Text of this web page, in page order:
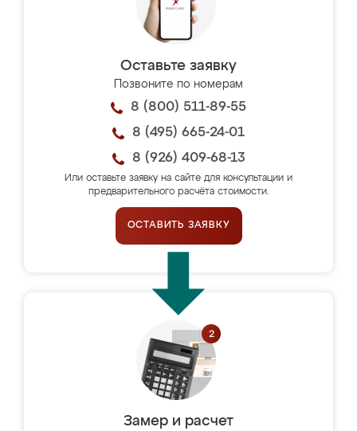
Оставьте заявку
Позвоните по номерам
8 (800) 511-89-55
8 (495) 665-24-01
8 (926) 409-68-13
Или оставьте заявку на сайте для консультации и
предварительного расчёта стоимости.
ОСТАВИТЬ ЗАЯВКУ
Замер и расчет